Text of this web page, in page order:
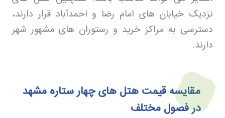
نزدیک خیابان های امام رضا و احمدآباد قرار دارند،
دسترسی به مراکز خرید و رستوران های مشهور شهر
دارند.
مقایسه قیمت هتل‌ های چهار ستاره مشهد
در فصول مختلف